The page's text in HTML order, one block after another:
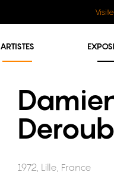
ARTISTES
1972, Lille, France